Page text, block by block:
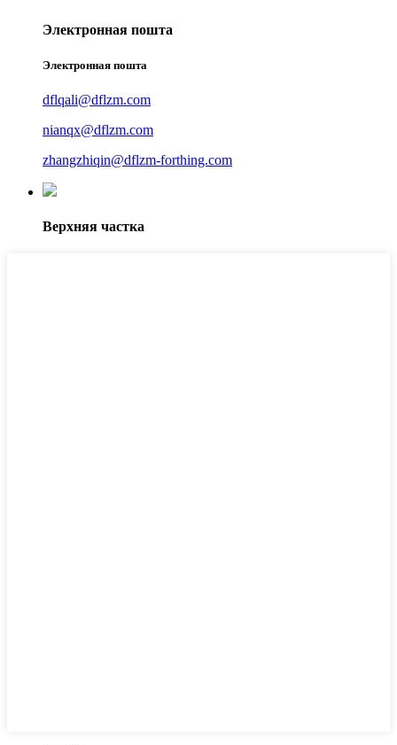
Электронная пошта
Электронная пошта
dflqali@dflzm.com
nianqx@dflzm.com
zhangzhiqin@dflzm-forthing.com
Верхняя частка